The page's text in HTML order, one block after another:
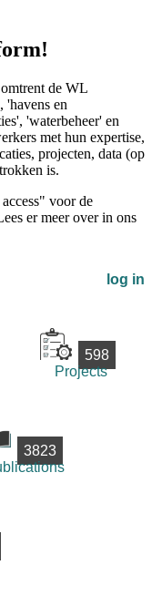
de WL
'havens en
'waterbeheer' en
met hun expertise,
projecten, data (op
is.
voor de
er meer over in ons
log in
598
Projects
3823